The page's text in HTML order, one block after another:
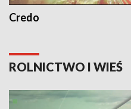
Credo
ROLNICTWO I WIEŚ